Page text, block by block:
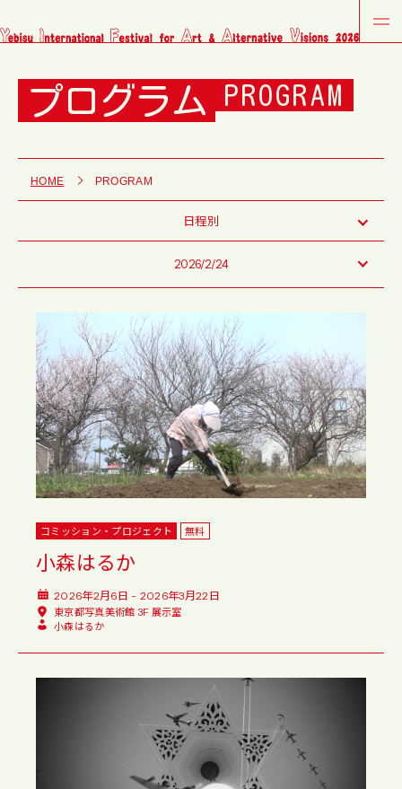
プログラム PROGRAM
HOME PROGRAM
日程別
2026/2/24
Tue
Thu Fri Sat
Sun Tue
Wed Thu Fri
Sat Sun Mon
Tue Wed Thu
Fri Sat
コミッション・プロジェクト 無料
小森はるか
2026年2月6日 - 2026年3月22日
東京都写真美術館 3F 展示室
小森はるか